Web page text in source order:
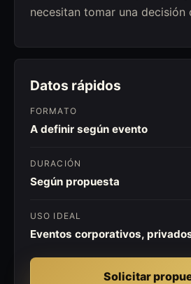
necesitan tomar una decisión
Datos rápidos
FORMATO
A definir según evento
DURACIÓN
Según propuesta
USO IDEAL
Eventos corporativos,
Solicitar